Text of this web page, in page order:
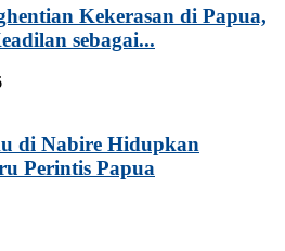
Kekerasan di Papua,
sebagai...
di Nabire Hidupkan
Perintis Papua